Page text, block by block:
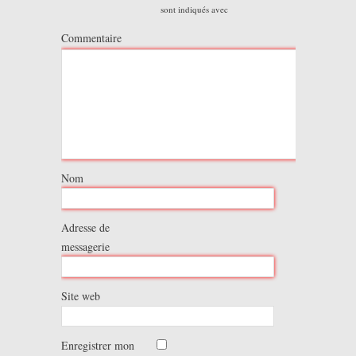
sont indiqués avec
Commentaire
Nom
Adresse de
messagerie
Site web
Enregistrer mon